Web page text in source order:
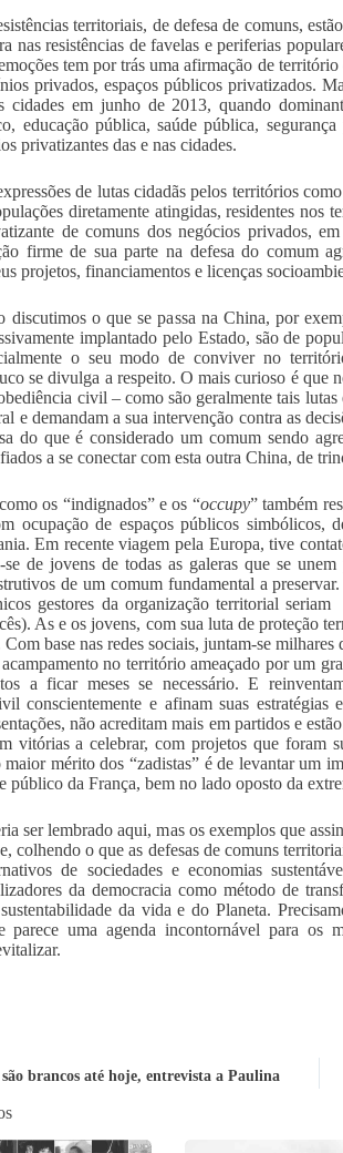
territoriais, de defesa de comuns,
nas resistências de favelas e periferias
tem por trás uma afirmação de
privados, espaços públicos privatizados.
cidades em junho de 2013, quando
educação pública, saúde pública,
privatizantes das e nas cidades.
de lutas cidadãs pelos territórios
diretamente atingidas, residentes
de comuns dos negócios privados,
firme de sua parte na defesa do comum
projetos, financiamentos e licenças
discutimos o que se passa na China, por
implantado pelo Estado, são de
o seu modo de conviver no
se divulga a respeito. O mais curioso é que
civil – como são geralmente tais
e demandam a sua intervenção contra as
do que é considerado um comum sendo
a se conectar com esta outra China, de
os “indignados” e os “occupy” também
ocupação de espaços públicos simbólicos,
Em recente viagem pela Europa, tive
se de jovens de todas as galeras que se
de um comum fundamental a
gestores da organização territorial
As e os jovens, com sua luta de proteção
Com base nas redes sociais, juntam-se
no território ameaçado por um
a ficar meses se necessário. E
conscientemente e afinam suas
não acreditam mais em partidos e
vitórias a celebrar, com projetos que foram
mérito dos “zadistas” é de levantar um
público da França, bem no lado oposto da
ser lembrado aqui, mas os exemplos que
colhendo o que as defesas de comuns
de sociedades e economias
da democracia como método de
da vida e do Planeta.
parece uma agenda incontornável para os
brancos até hoje, entrevista a Paulina